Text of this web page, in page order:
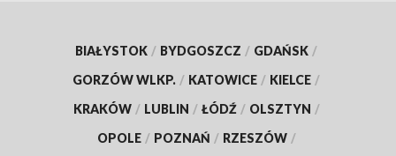
BIAŁYSTOK / BYDGOSZCZ / GDAŃSK /
GORZÓW WLKP. / KATOWICE / KIELCE /
KRAKÓW / LUBLIN / ŁÓDŹ / OLSZTYN /
OPOLE / POZNAŃ / RZESZÓW /